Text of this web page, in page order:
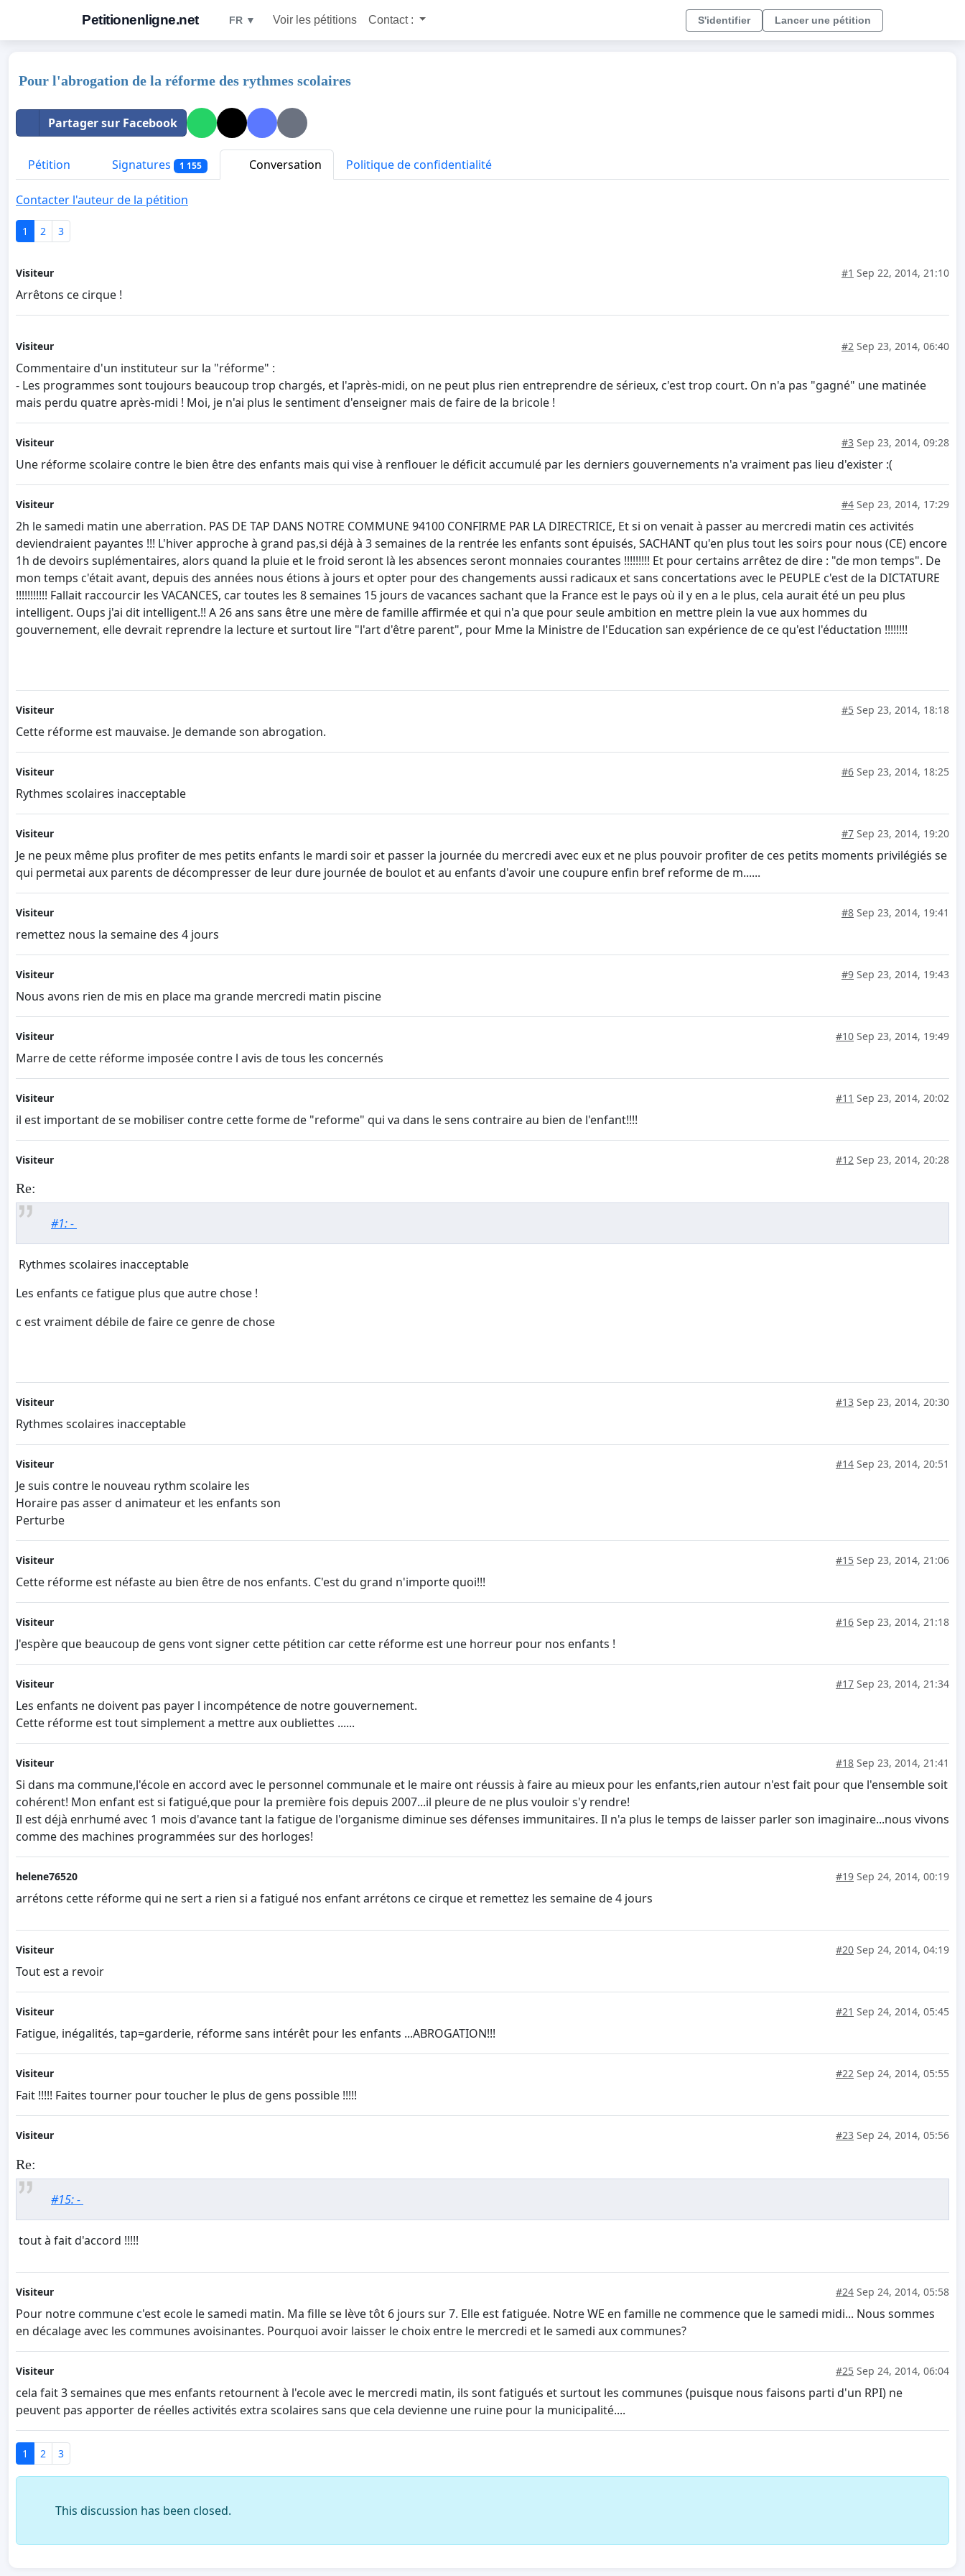
Petitionenligne.net FR ▼ Voir les pétitions Contact : S'identifier Lancer une pétition
Pour l'abrogation de la réforme des rythmes scolaires
Partager sur Facebook
Pétition Signatures 1 155 Conversation Politique de confidentialité
Contacter l'auteur de la pétition
1 2 3
Visiteur #1 Sep 22, 2014, 21:10
Arrêtons ce cirque !
Visiteur #2 Sep 23, 2014, 06:40
Commentaire d'un instituteur sur la "réforme" :
- Les programmes sont toujours beaucoup trop chargés, et l'après-midi, on ne peut plus rien entreprendre de sérieux, c'est trop court. On n'a pas "gagné" une matinée
mais perdu quatre après-midi ! Moi, je n'ai plus le sentiment d'enseigner mais de faire de la bricole !
Visiteur #3 Sep 23, 2014, 09:28
Une réforme scolaire contre le bien être des enfants mais qui vise à renflouer le déficit accumulé par les derniers gouvernements n'a vraiment pas lieu d'exister :(
Visiteur #4 Sep 23, 2014, 17:29
2h le samedi matin une aberration. PAS DE TAP DANS NOTRE COMMUNE 94100 CONFIRME PAR LA DIRECTRICE, Et si on venait à passer au mercredi matin ces activités
deviendraient payantes !!! L'hiver approche à grand pas,si déjà à 3 semaines de la rentrée les enfants sont épuisés, SACHANT qu'en plus tout les soirs pour nous (CE) encore
1h de devoirs suplémentaires, alors quand la pluie et le froid seront là les absences seront monnaies courantes !!!!!!!!! Et pour certains arrêtez de dire : "de mon temps". De
mon temps c'était avant, depuis des années nous étions à jours et opter pour des changements aussi radicaux et sans concertations avec le PEUPLE c'est de la DICTATURE
!!!!!!!!!!! Fallait raccourcir les VACANCES, car toutes les 8 semaines 15 jours de vacances sachant que la France est le pays où il y en a le plus, cela aurait été un peu plus
intelligent. Oups j'ai dit intelligent.!! A 26 ans sans être une mère de famille affirmée et qui n'a que pour seule ambition en mettre plein la vue aux hommes du
gouvernement, elle devrait reprendre la lecture et surtout lire "l'art d'être parent", pour Mme la Ministre de l'Education san expérience de ce qu'est l'éductation !!!!!!!!
Visiteur #5 Sep 23, 2014, 18:18
Cette réforme est mauvaise. Je demande son abrogation.
Visiteur #6 Sep 23, 2014, 18:25
Rythmes scolaires inacceptable
Visiteur #7 Sep 23, 2014, 19:20
Je ne peux même plus profiter de mes petits enfants le mardi soir et passer la journée du mercredi avec eux et ne plus pouvoir profiter de ces petits moments privilégiés se
qui permetai aux parents de décompresser de leur dure journée de boulot et au enfants d'avoir une coupure enfin bref reforme de m......
Visiteur #8 Sep 23, 2014, 19:41
remettez nous la semaine des 4 jours
Visiteur #9 Sep 23, 2014, 19:43
Nous avons rien de mis en place ma grande mercredi matin piscine
Visiteur #10 Sep 23, 2014, 19:49
Marre de cette réforme imposée contre l avis de tous les concernés
Visiteur #11 Sep 23, 2014, 20:02
il est important de se mobiliser contre cette forme de "reforme" qui va dans le sens contraire au bien de l'enfant!!!!
Visiteur #12 Sep 23, 2014, 20:28
Re:
#1: -
Rythmes scolaires inacceptable
Les enfants ce fatigue plus que autre chose !
c est vraiment débile de faire ce genre de chose
Visiteur #13 Sep 23, 2014, 20:30
Rythmes scolaires inacceptable
Visiteur #14 Sep 23, 2014, 20:51
Je suis contre le nouveau rythm scolaire les
Horaire pas asser d animateur et les enfants son
Perturbe
Visiteur #15 Sep 23, 2014, 21:06
Cette réforme est néfaste au bien être de nos enfants. C'est du grand n'importe quoi!!!
Visiteur #16 Sep 23, 2014, 21:18
J'espère que beaucoup de gens vont signer cette pétition car cette réforme est une horreur pour nos enfants !
Visiteur #17 Sep 23, 2014, 21:34
Les enfants ne doivent pas payer l incompétence de notre gouvernement.
Cette réforme est tout simplement a mettre aux oubliettes ......
Visiteur #18 Sep 23, 2014, 21:41
Si dans ma commune,l'école en accord avec le personnel communale et le maire ont réussis à faire au mieux pour les enfants,rien autour n'est fait pour que l'ensemble soit
cohérent! Mon enfant est si fatigué,que pour la première fois depuis 2007...il pleure de ne plus vouloir s'y rendre!
Il est déjà enrhumé avec 1 mois d'avance tant la fatigue de l'organisme diminue ses défenses immunitaires. Il n'a plus le temps de laisser parler son imaginaire...nous vivons
comme des machines programmées sur des horloges!
helene76520 #19 Sep 24, 2014, 00:19
arrétons cette réforme qui ne sert a rien si a fatigué nos enfant arrétons ce cirque et remettez les semaine de 4 jours
Visiteur #20 Sep 24, 2014, 04:19
Tout est a revoir
Visiteur #21 Sep 24, 2014, 05:45
Fatigue, inégalités, tap=garderie, réforme sans intérêt pour les enfants ...ABROGATION!!!
Visiteur #22 Sep 24, 2014, 05:55
Fait !!!!! Faites tourner pour toucher le plus de gens possible !!!!!
Visiteur #23 Sep 24, 2014, 05:56
Re:
#15: -
tout à fait d'accord !!!!!
Visiteur #24 Sep 24, 2014, 05:58
Pour notre commune c'est ecole le samedi matin. Ma fille se lève tôt 6 jours sur 7. Elle est fatiguée. Notre WE en famille ne commence que le samedi midi... Nous sommes
en décalage avec les communes avoisinantes. Pourquoi avoir laisser le choix entre le mercredi et le samedi aux communes?
Visiteur #25 Sep 24, 2014, 06:04
cela fait 3 semaines que mes enfants retournent à l'ecole avec le mercredi matin, ils sont fatigués et surtout les communes (puisque nous faisons parti d'un RPI) ne
peuvent pas apporter de réelles activités extra scolaires sans que cela devienne une ruine pour la municipalité....
1 2 3
This discussion has been closed.